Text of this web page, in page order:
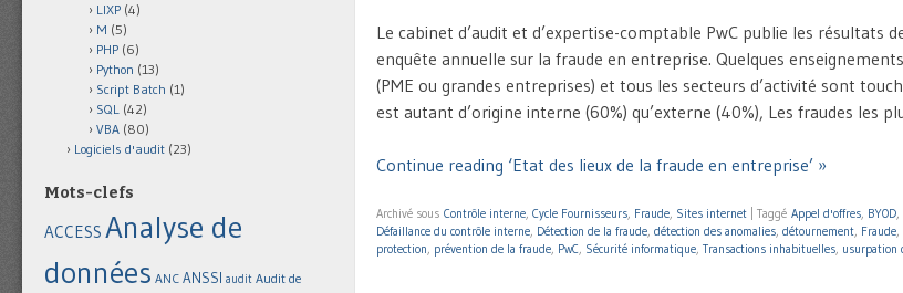
Le cabinet d’audit et d’expertise-comptable PwC publie les résultats
enquête annuelle sur la fraude en entreprise. Quelques
(PME ou grandes entreprises) et tous les secteurs d’activité sont
est autant d’origine interne (60%) qu’externe (40%), Les fraudes les
Continue reading ‘Etat des lieux de la fraude en entreprise’ »
Archivé sous Contrôle interne Cycle Fournisseurs Fraude Sites internet Taggé Appel d'offres BYOD
Défaillance du contrôle interne Détection de la fraude détection des anomalies détournement Fraude
protection prévention de la fraude PwC Sécurité informatique Transactions inhabituelles usurpation
LIXP (4)
M (5)
PHP (6)
Python (13)
Script Batch (1)
SQL (42)
VBA (80)
Logiciels d'audit (23)
Mots-clefs
ACCESS Analyse de
données ANC ANSSI audit Audit de